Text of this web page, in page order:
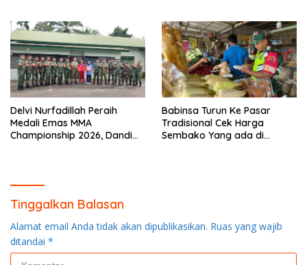
Delvi Nurfadillah Peraih
Medali Emas MMA
Championship 2026, Dandim
Babinsa Turun Ke Pasar
Tradisional Cek Harga
Sembako Yang ada di
Tinggalkan Balasan
Alamat email Anda tidak akan dipublikasikan. Ruas yang wajib
ditandai *